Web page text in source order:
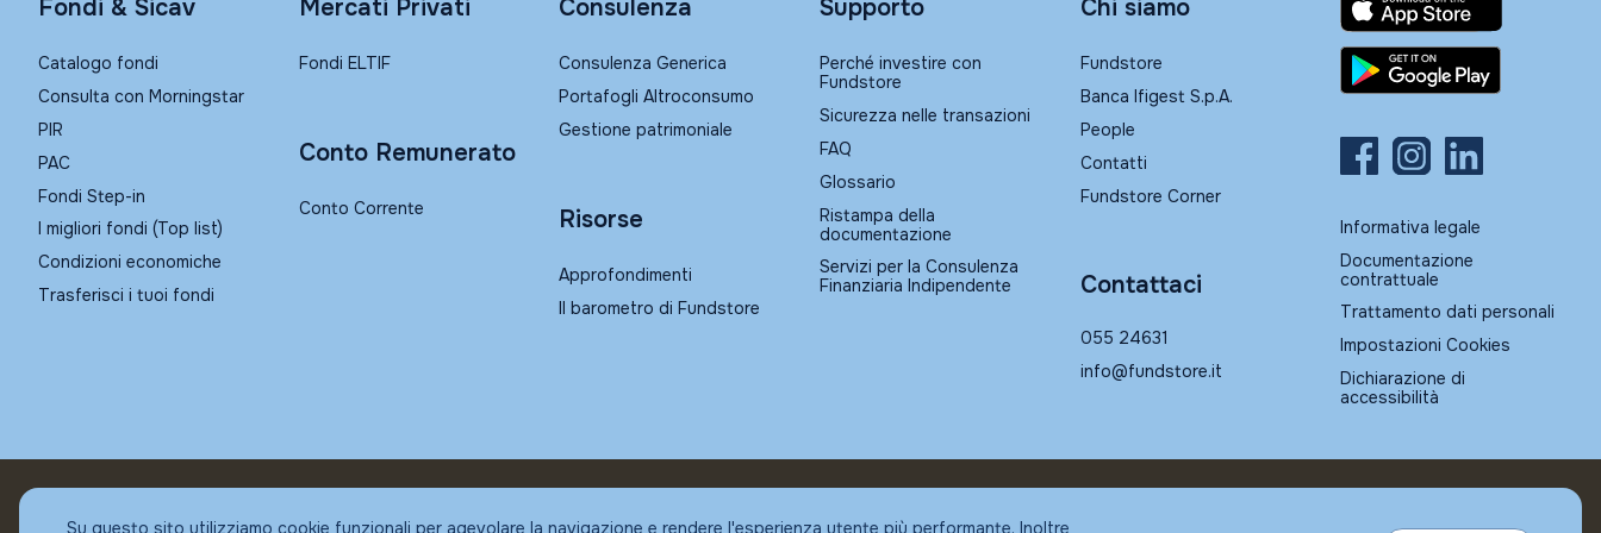
Fondi & Sicav
Catalogo fondi
Consulta con Morningstar
PIR
PAC
Fondi Step-in
I migliori fondi (Top list)
Condizioni economiche
Trasferisci i tuoi fondi
Mercati Privati
Fondi ELTIF
Conto Remunerato
Conto Corrente
Consulenza
Consulenza Generica
Portafogli Altroconsumo
Gestione patrimoniale
Risorse
Approfondimenti
Il barometro di Fundstore
Supporto
Perché investire con
Fundstore
Sicurezza nelle transazioni
FAQ
Glossario
Ristampa della
documentazione
Servizi per la Consulenza
Finanziaria Indipendente
Chi siamo
Fundstore
Banca Ifigest S.p.A.
People
Contatti
Fundstore Corner
Contattaci
055 24631
info@fundstore.it
Informativa legale
Documentazione
contrattuale
Trattamento dati personali
Impostazioni Cookies
Dichiarazione di
accessibilità
Su questo sito utilizziamo cookie funzionali per agevolare la navigazione e rendere l'esperienza utente più performante. Inoltre